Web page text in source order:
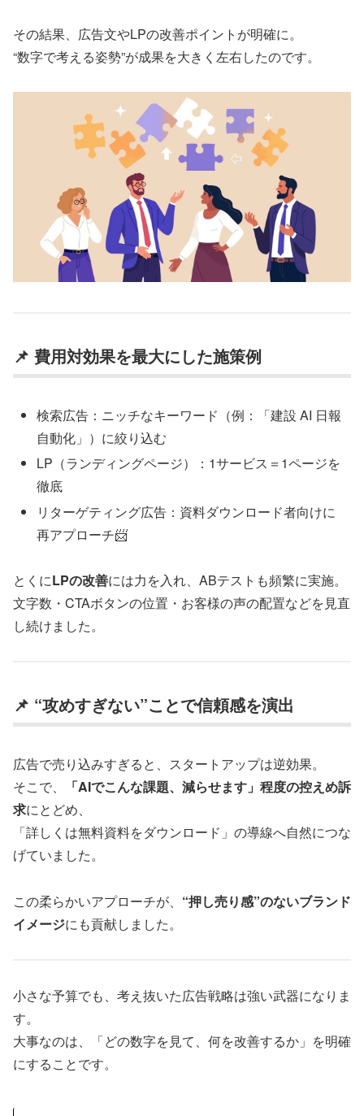
その結果、広告文やLPの改善ポイントが明確に。
“数字で考える姿勢”が成果を大きく左右したのです。
📌 費用対効果を最大にした施策例
検索広告：ニッチなキーワード（例：「建設 AI 日報
自動化」）に絞り込む
LP（ランディングページ）：1サービス＝1ページを
徹底
リターゲティング広告：資料ダウンロード者向けに
再アプローチ📨
とくにLPの改善には力を入れ、ABテストも頻繁に実施。
文字数・CTAボタンの位置・お客様の声の配置などを見直
し続けました。
📌 “攻めすぎない”ことで信頼感を演出
広告で売り込みすぎると、スタートアップは逆効果。
そこで、
「AIでこんな課題、減らせます」程度の控えめ訴
求にとどめ、
「詳しくは無料資料をダウンロード」の導線へ自然につな
げていました。
この柔らかいアプローチが、 “押し売り感”のないブランド
イメージにも貢献しました。
小さな予算でも、考え抜いた広告戦略は強い武器になりま
す。
大事なのは、「どの数字を見て、何を改善するか」を明確
にすることです。